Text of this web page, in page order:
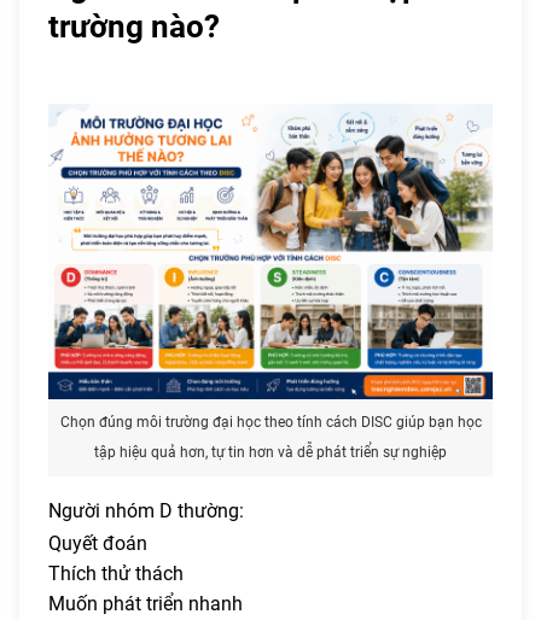
trường nào?
Chọn đúng môi trường đại học theo tính cách DISC giúp bạn học
tập hiệu quả hơn, tự tin hơn và dễ phát triển sự nghiệp
Người nhóm D thường:
Quyết đoán
Thích thử thách
Muốn phát triển nhanh